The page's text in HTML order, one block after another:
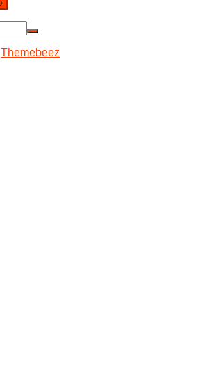
Themebeez